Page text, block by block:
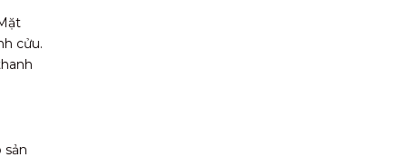
cửu.
sản